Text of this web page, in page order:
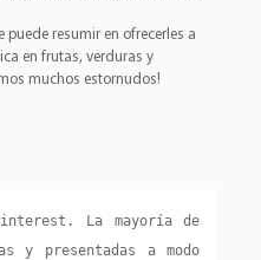
puede resumir en ofrecerles a
en frutas, verduras y
muchos estornudos!
La mayoría de
y presentadas a modo